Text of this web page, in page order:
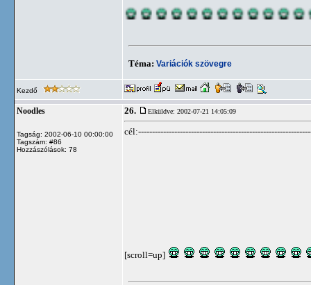
Téma: Variációk szövegre
Kezdő
Noodles
Tagság: 2002-06-10 00:00:00
Tagszám: #86
Hozzászólások: 78
26. Elküldve: 2002-07-21 14:05:09
[scroll=up]